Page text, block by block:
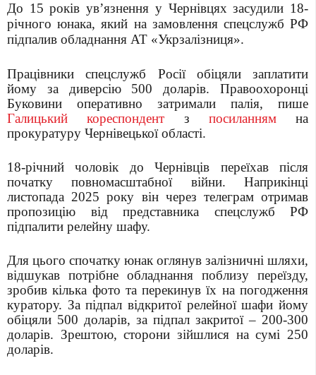
До 15 років ув’язнення у Чернівцях засудили 18-
річного юнака, який на замовлення спецслужб РФ
підпалив обладнання АТ «Укрзалізниця».
Працівники спецслужб Росії обіцяли заплатити
йому за диверсію 500 доларів. Правоохоронці
Буковини оперативно затримали палія, пише
Галицький кореспондент з посиланнямна
прокуратуру Чернівецької області.
18-річний чоловік до Чернівців переїхав після
початку повномасштабної війни. Наприкінці
листопада 2025 року він через телеграм отримав
пропозицію від представника спецслужб РФ
підпалити релейну шафу.
Для цього спочатку юнак оглянув залізничні шляхи,
відшукав потрібне обладнання поблизу переїзду,
зробив кілька фото та перекинув їх на погодження
куратору. За підпал відкритої релейної шафи йому
обіцяли 500 доларів, за підпал закритої – 200-300
доларів. Зрештою, сторони зійшлися на сумі 250
доларів.